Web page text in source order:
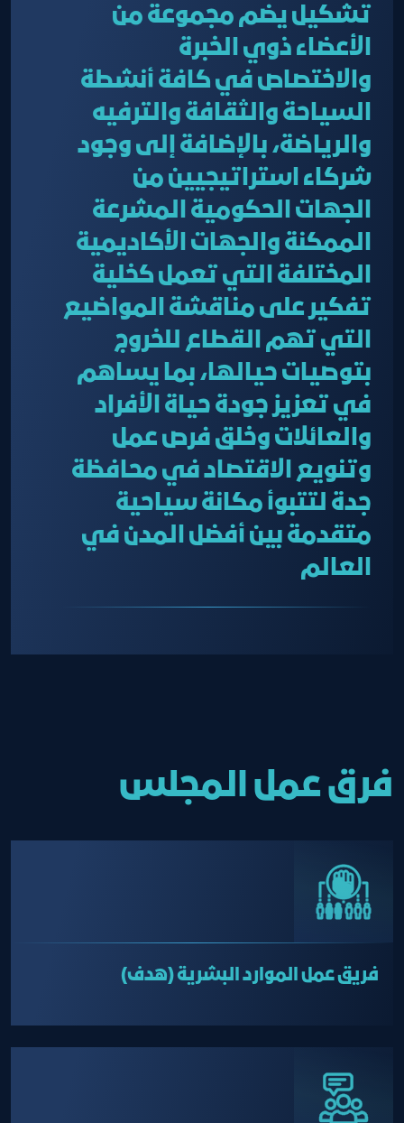
تشكيل يضم مجموعة من
الأعضاء ذوي الخبرة
والاختصاص في كافة أنشطة
السياحة والثقافة والترفيه
والرياضة، بالإضافة إلى وجود
شركاء استراتيجيين من
الجهات الحكومية المشرعة
الممكنة والجهات الأكاديمية
المختلفة التي تعمل كخلية
تفكير على مناقشة المواضيع
التي تهم القطاع للخروج
بتوصيات حيالها، بما يساهم
في تعزيز جودة حياة الأفراد
والعائلات وخلق فرص عمل
وتنويع الاقتصاد في محافظة
جدة لتتبوأ مكانة سياحية
متقدمة بين أفضل المدن في
العالم
فرق عمل المجلس
فريق عمل الموارد البشرية (هدف)